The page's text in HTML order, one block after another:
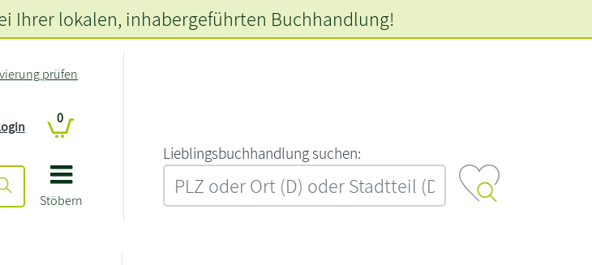
Stöbern
prüfen
0
L‍i‍e‍b‍l‍i‍n‍g‍s‍b‍u‍c‍h‍h‍a‍n‍d‍l‍u‍n‍g‍ ‍s‍u‍c‍h‍e‍n‍:‍
Ihrer lokalen, inhabergeführten Buchhandlung!